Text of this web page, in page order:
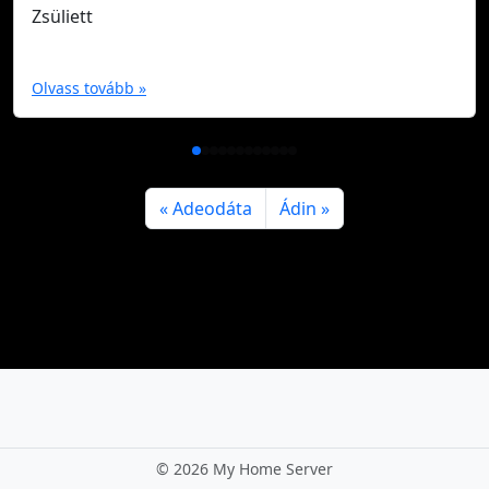
Zsüliett
Olvass tovább »
Adeodáta Ádin
© 2026 My Home Server